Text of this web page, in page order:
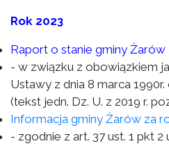
Rok 2023
Raport o stanie gminy Żarów
- w związku z obowiązkiem
Ustawy z dnia 8 marca
(tekst jedn. Dz. U. z 2019 r.
Informacja gminy Żarów za
- zgodnie z art. 37 ust. 1 pkt 2